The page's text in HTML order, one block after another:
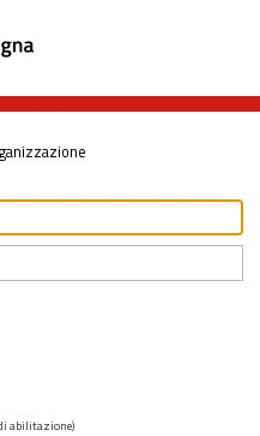
abilitazione)